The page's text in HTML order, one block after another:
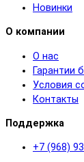
Новинки
О компании
О нас
Гарантии
Условия
Контакты
Поддержка
+7 (968)